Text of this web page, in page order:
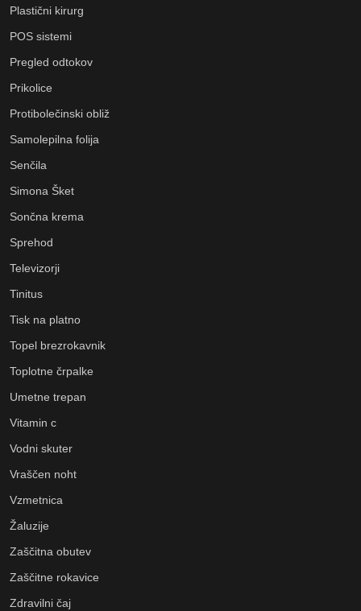
Plastični kirurg
POS sistemi
Pregled odtokov
Prikolice
Protibolečinski obliž
Samolepilna folija
Senčila
Simona Šket
Sončna krema
Sprehod
Televizorji
Tinitus
Tisk na platno
Topel brezrokavnik
Toplotne črpalke
Umetne trepan
Vitamin c
Vodni skuter
Vraščen noht
Vzmetnica
Žaluzije
Zaščitna obutev
Zaščitne rokavice
Zdravilni čaj